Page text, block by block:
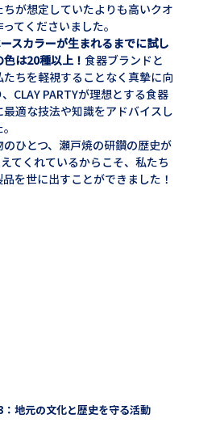
が想定していたよりも高いクオ
てくださいました。
スカラーが生まれるまでに試し
は20種以上！ 食器ブランドと
たちを軽視することなく真摯に向
CLAY PARTYが理想とする食器
適な技法や知識をアドバイスし
ひとつ、瀬戸焼の研鑽の歴史が
てくれているからこそ、私たち
を世に出すことができました！
：地元の文化と歴史を守る活動